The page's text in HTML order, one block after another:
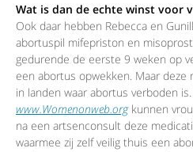
Wat is dan de echte winst voor
Ook daar hebben Rebecca en
abortuspil mifepriston en
gedurende de eerste 9 weken op
een abortus opwekken. Maar deze
in landen waar abortus verboden
www.Womenonweb.orgkunnen
na een artsenconsult deze
waarmee zij zelf veilig thuis een